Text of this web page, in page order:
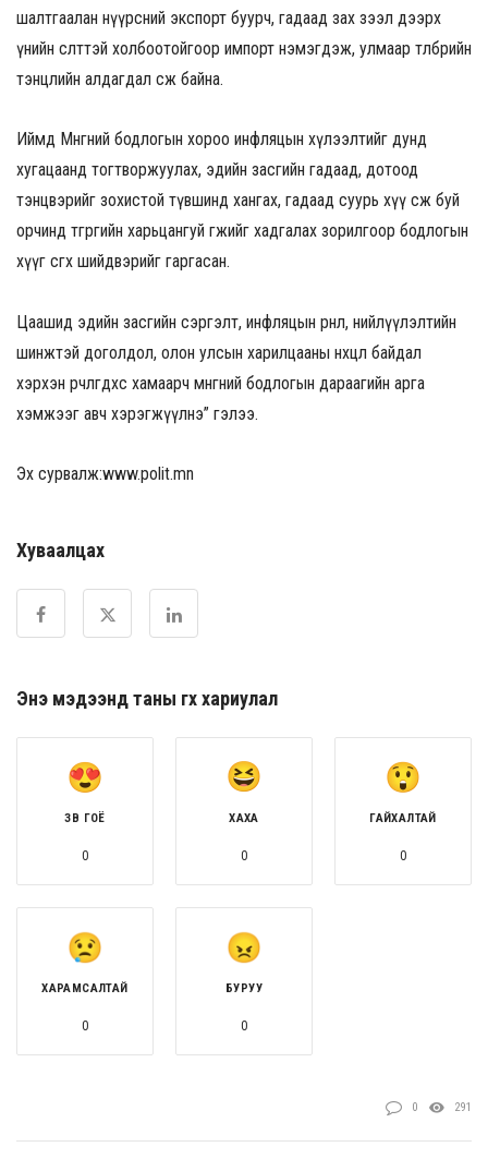
шалтгаалан нүүрсний экспорт буурч, гадаад зах зээл дээрх
үнийн өсөлттэй холбоотойгоор импорт нэмэгдэж, улмаар төлбөрийн
тэнцлийн алдагдал өсөж байна.
Иймд Мөнгөний бодлогын хороо инфляцын хүлээлтийг дунд
хугацаанд тогтворжуулах, эдийн засгийн гадаад, дотоод
тэнцвэрийг зохистой түвшинд хангах, гадаад суурь хүү өсөж буй
орчинд төгрөгийн харьцангуй өгөөжийг хадгалах зорилгоор бодлогын
хүүг өсгөх шийдвэрийг гаргасан.
Цаашид эдийн засгийн сэргэлт, инфляцын өрнөл, нийлүүлэлтийн
шинжтэй доголдол, олон улсын харилцааны нөхцөл байдал
хэрхэн өөрчлөгдөхөөс хамаарч мөнгөний бодлогын дараагийн арга
хэмжээг авч хэрэгжүүлнэ” гэлээ.
Эх сурвалж:www.polit.mn
Хуваалцах
Энэ мэдээнд таны өгөх хариулал
ЗӨВ ГОЁ
0
ХАХА
0
ГАЙХАЛТАЙ
0
ХАРАМСАЛТАЙ
0
БУРУУ
0
0 291